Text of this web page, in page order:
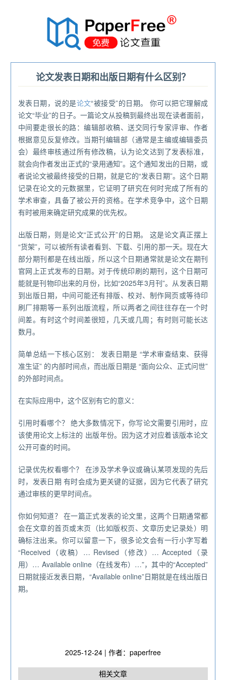
论文发表日期和出版日期有什么区别？
发表日期，说的是论文“被接受”的日期。 你可以把它理解成
论文“毕业”的日子。一篇论文从投稿到最终出现在读者面前，
中间要走很长的路：编辑部收稿、送交同行专家评审、作者
根据意见反复修改。当期刊编辑部（通常是主编或编辑委员
会）最终审核通过所有修改稿，认为论文达到了发表标准，
就会向作者发出正式的“录用通知”。这个通知发出的日期，或
者说论文被最终接受的日期，就是它的“发表日期”。这个日期
记录在论文的元数据里，它证明了研究在何时完成了所有的
学术审查，具备了被公开的资格。在学术竞争中，这个日期
有时被用来确定研究成果的优先权。
出版日期，则是论文“正式公开”的日期。 这是论文真正摆上
“货架”，可以被所有读者看到、下载、引用的那一天。现在大
部分期刊都是在线出版，所以这个日期通常就是论文在期刊
官网上正式发布的日期。对于传统印刷的期刊，这个日期可
能就是刊物印出来的月份，比如“2025年3月刊”。从发表日期
到出版日期，中间可能还有排版、校对、制作网页或等待印
刷厂排期等一系列出版流程，所以两者之间往往存在一个时
间差。有时这个时间差很短，几天或几周；有时则可能长达
数月。
简单总结一下核心区别： 发表日期是 “学术审查结束、获得
准生证” 的内部时间点，而出版日期是 “面向公众、正式问世”
的外部时间点。
在实际应用中，这个区别有它的意义：
引用时看哪个？ 绝大多数情况下，你写论文需要引用时，应
该使用论文上标注的 出版年份。因为这才对应着该版本论文
公开可查的时间。
记录优先权看哪个？ 在涉及学术争议或确认某项发现的先后
时，发表日期 有时会成为更关键的证据，因为它代表了研究
通过审核的更早时间点。
你如何知道？ 在一篇正式发表的论文里，这两个日期通常都
会在文章的首页或末页（比如版权页、文章历史记录处）明
确标注出来。你可以留意一下，很多论文会有一行小字写着
“Received（收稿）… Revised（修改）… Accepted（录
用）… Available online（在线发布）…”，其中的“Accepted”
日期就接近发表日期，“Available online”日期就是在线出版日
期。
2025-12-24 | 作者：paperfree
相关文章